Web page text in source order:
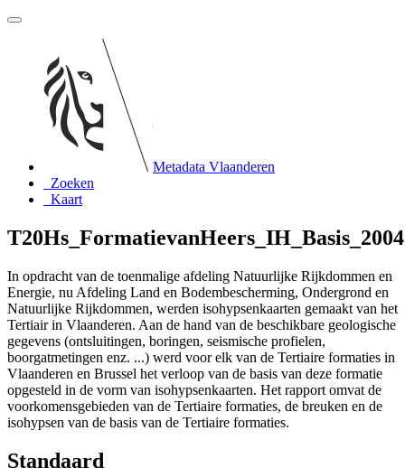
Metadata Vlaanderen
Zoeken
Kaart
In opdracht van de toenmalige afdeling Natuurlijke Rijkdommen en
Energie, nu Afdeling Land en Bodembescherming, Ondergrond en
Natuurlijke Rijkdommen, werden isohypsenkaarten gemaakt van het
Tertiair in Vlaanderen. Aan de hand van de beschikbare geologische
gegevens (ontsluitingen, boringen, seismische profielen,
boorgatmetingen enz. ...) werd voor elk van de Tertiaire formaties in
Vlaanderen en Brussel het verloop van de basis van deze formatie
opgesteld in de vorm van isohypsenkaarten. Het rapport omvat de
voorkomensgebieden van de Tertiaire formaties, de breuken en de
isohypsen van de basis van de Tertiaire formaties.
Standaard